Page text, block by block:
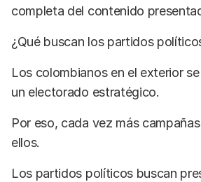
completa del contenido
¿Qué buscan los partidos
Los colombianos en el exterior
un electorado estratégico.
Por eso, cada vez más
ellos.
Los partidos políticos buscan